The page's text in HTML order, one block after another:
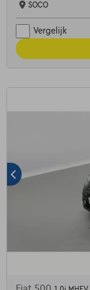
SOCO
Vergelijk